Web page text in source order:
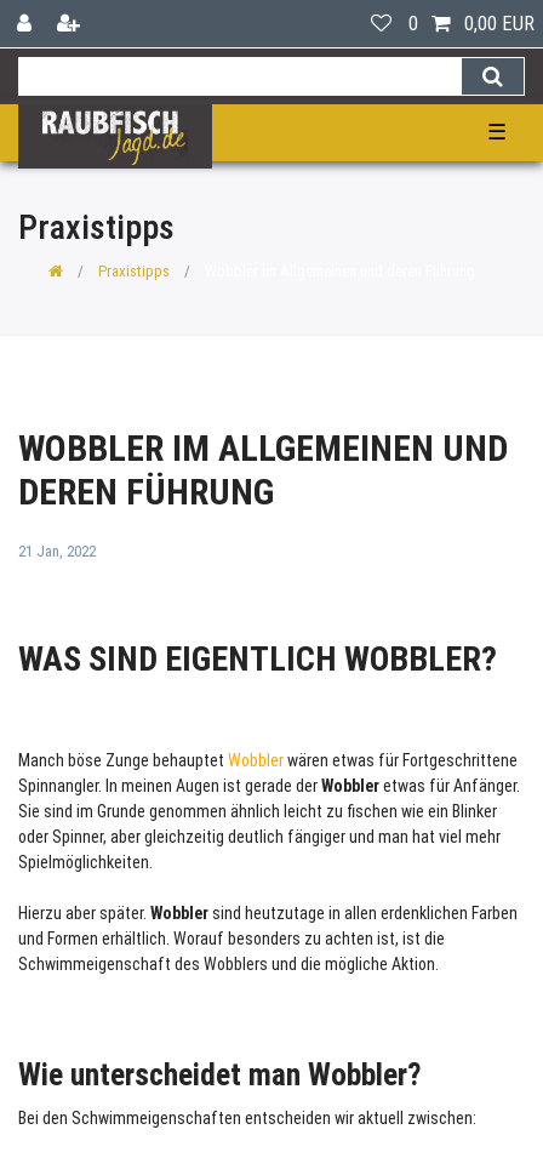
0 0,00 EUR
☰
Praxistipps
Praxistipps
WOBBLER IM ALLGEMEINEN UND
DEREN FÜHRUNG
21 Jan, 2022
WAS SIND EIGENTLICH WOBBLER?
Manch böse Zunge behauptet Wobblerwären etwas für Fortgeschrittene
Spinnangler. In meinen Augen ist gerade derWobbleretwas für Anfänger.
Sie sind im Grunde genommen ähnlich leicht zu fischen wie ein Blinker
oder Spinner, aber gleichzeitig deutlich fängiger und man hat viel mehr
Spielmöglichkeiten.
Hierzu aber später. Wobblersind heutzutage in allen erdenklichen Farben
und Formen erhältlich. Worauf besonders zu achten ist, ist die
Schwimmeigenschaft des Wobblers und die mögliche Aktion.
Wie unterscheidet man Wobbler?
Bei den Schwimmeigenschaften entscheiden wir aktuell zwischen: